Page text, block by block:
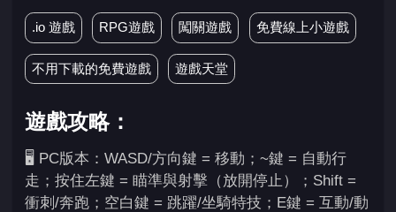
.io 遊戲 RPG遊戲 闖關遊戲 免費線上小遊戲
不用下載的免費遊戲 遊戲天堂
遊戲攻略：
🖥️ PC版本：WASD/方向鍵 = 移動；~鍵 = 自動行
走；按住左鍵 = 瞄準與射擊（放開停止）；Shift =
衝刺/奔跑；空白鍵 = 跳躍/坐騎特技；E鍵 = 互動/動